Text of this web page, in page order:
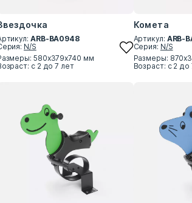
ARB-BA0948
N/S
580х379х740 мм
с 2 до 7 лет
Комета
Артикул: ARB-
Серия: N/S
Размеры:
Возраст: с 2 до